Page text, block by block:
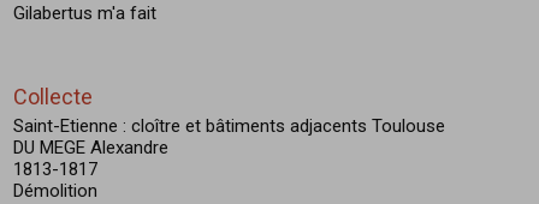
Gilabertus m'a fait
Collecte
Saint-Etienne : cloître et bâtiments adjacents Toulouse
DU MEGE Alexandre
1813-1817
Démolition